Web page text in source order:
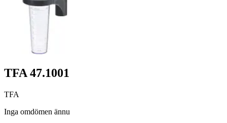
TFA 47.1001
TFA
Inga omdömen ännu